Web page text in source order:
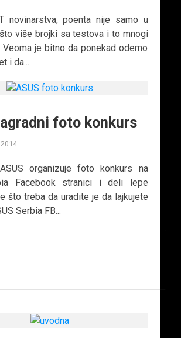
novinarstva, poenta nije samo u
više brojki sa testova i to mnogi
Veoma je bitno da ponekad odemo
i da...
foto konkurs
ASUS organizuje foto konkurs na
Facebook stranici i deli lepe
što treba da uradite je da lajkujete
Serbia FB...